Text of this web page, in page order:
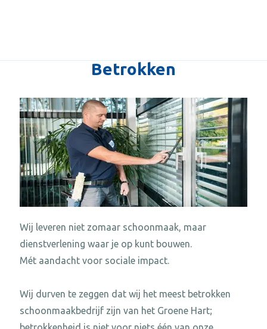
Betrokken
Wij leveren niet zomaar schoonmaak, maar
dienstverlening waar je op kunt bouwen.
Mét aandacht voor sociale impact.
Wij durven te zeggen dat wij het meest betrokken
schoonmaakbedrijf zijn van het Groene Hart;